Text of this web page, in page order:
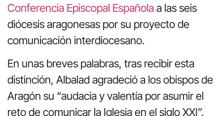
Conferencia Episcopal Españolaa las seis
diócesis aragonesas por su proyecto de
comunicación interdiocesano.
En unas breves palabras, tras recibir esta
distinción, Albalad agradeció a los obispos de
Aragón su “audacia y valentía por asumir el
reto de comunicar la Iglesia en el siglo XXI”.